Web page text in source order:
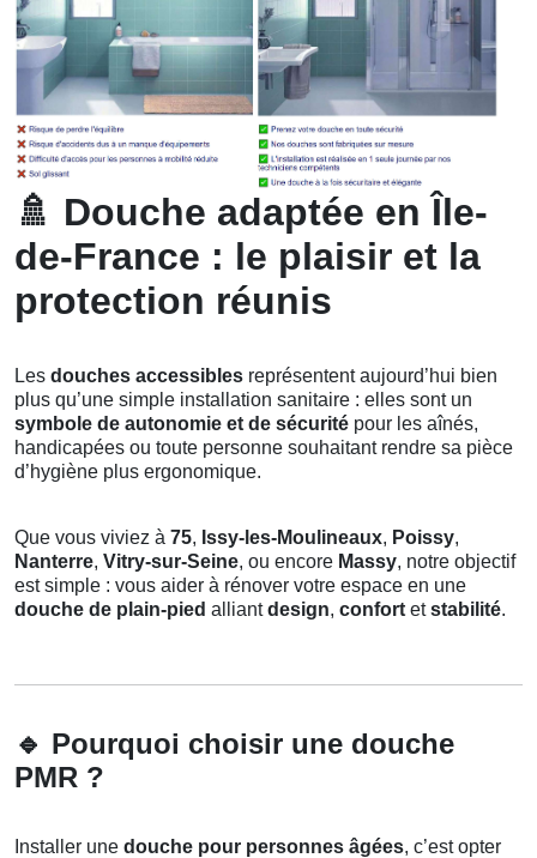
🚿 Douche adaptée en Île-
de-France : le plaisir et la
protection réunis
Les douches accessibles représentent aujourd’hui bien
plus qu’une simple installation sanitaire : elles sont un
symbole de autonomie et de sécurité pour les aînés,
handicapées ou toute personne souhaitant rendre sa pièce
d’hygiène plus ergonomique.
Que vous viviez à 75, Issy-les-Moulineaux, Poissy,
Nanterre, Vitry-sur-Seine, ou encore Massy, notre objectif
est simple : vous aider à rénover votre espace en une
douche de plain-pied alliantdesign, confort etstabilité.
🔹 Pourquoi choisir une douche
PMR ?
Installer une douche pour personnes âgées, c’est opter